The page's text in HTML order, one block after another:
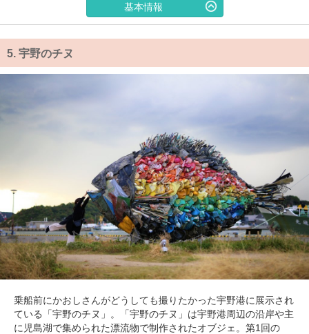
基本情報
5. 宇野のチヌ
乗船前にかおしさんがどうしても撮りたかった宇野港に展示され
ている「宇野のチヌ」。「宇野のチヌ」は宇野港周辺の沿岸や主
に児島湖で集められた漂流物で制作されたオブジェ。第1回の